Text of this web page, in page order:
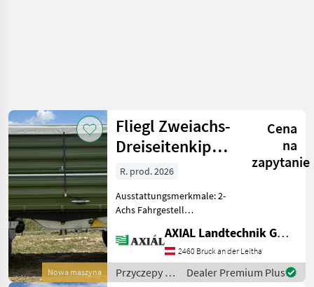
Nowa maszyna
Fliegl Zweiachs-
Dreiseitenkipper
DK 180 MAXUM
Cena
na
zapytanie
R. prod. 2026
Ausstattungsmerkmale: 2-
Achs Fahrgestell
Schweißkonstruktion zul.
Gesamtgewicht 18000 kg Y-
Zugdeichsel mit DIN
Zugöse 40mm 2-Krei
AXIAL Landtechnik GmbH
2460 Bruck an der Leitha
Przyczepy /
Dealer Premium Plus